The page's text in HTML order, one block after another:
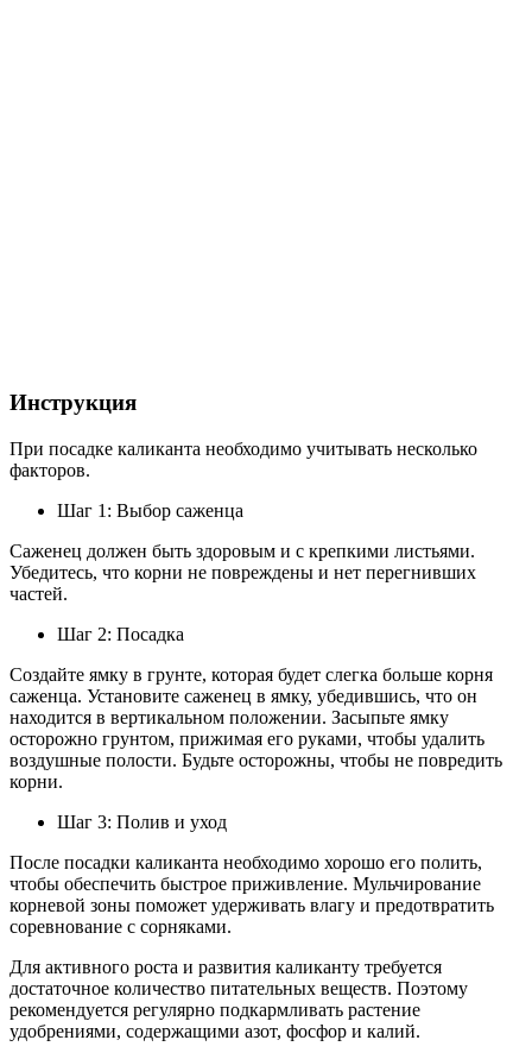
Инструкция
При посадке каликанта необходимо учитывать несколько
факторов.
Шаг 1: Выбор саженца
Саженец должен быть здоровым и с крепкими листьями.
Убедитесь, что корни не повреждены и нет перегнивших
частей.
Шаг 2: Посадка
Создайте ямку в грунте, которая будет слегка больше корня
саженца. Установите саженец в ямку, убедившись, что он
находится в вертикальном положении. Засыпьте ямку
осторожно грунтом, прижимая его руками, чтобы удалить
воздушные полости. Будьте осторожны, чтобы не повредить
корни.
Шаг 3: Полив и уход
После посадки каликанта необходимо хорошо его полить,
чтобы обеспечить быстрое приживление. Мульчирование
корневой зоны поможет удерживать влагу и предотвратить
соревнование с сорняками.
Для активного роста и развития каликанту требуется
достаточное количество питательных веществ. Поэтому
рекомендуется регулярно подкармливать растение
удобрениями, содержащими азот, фосфор и калий.